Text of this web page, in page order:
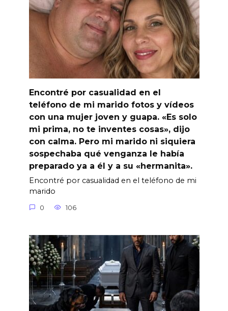
Encontré por casualidad en el
teléfono de mi marido fotos y vídeos
con una mujer joven y guapa. «Es solo
mi prima, no te inventes cosas», dijo
con calma. Pero mi marido ni siquiera
sospechaba qué venganza le había
preparado ya a él y a su «hermanita».
Encontré por casualidad en el teléfono de mi
marido
0 106